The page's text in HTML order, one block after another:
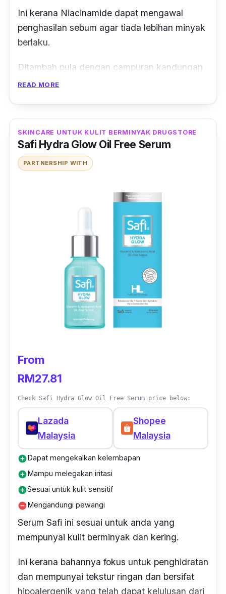
Ini kerana Niacinamide dapat mengawal
penghasilan sebum agar tiada lebihan minyak
berlaku.
Ditambah pula dengan campuran kandungan
vitamin B3, dapat menjadi kulit lebih berseri
Pro amino acid pula akan memastikan kulit
anda kekal lembab tanpa menjadikan kulit
berminyak. ‘
kulit berminyak juga datang dari zinc serta
witch hazel yang dapat memberi kesegaran
READ MORE
SKINCARE UNTUK KULIT BERMINYAK DRUGSTORE
Safi Hydra Glow Oil Free Serum
PARTNERSHIP WITH
From
RM27.81
Check Safi Hydra Glow Oil Free Serum price below:
Lazada
Malaysia
Shopee
Malaysia
add_circleDapat mengekalkan kelembapan
add_circleMampu melegakan iritasi
add_circleSesuai untuk kulit sensitif
remove_circleMengandungi pewangi
Serum Safi ini sesuai untuk anda yang
mempunyai kulit berminyak dan kering.
Ini kerana bahannya fokus untuk penghidratan
dan mempunyai tekstur ringan dan bersifat
hipoalergenik yang telah dapat kelulusan dari